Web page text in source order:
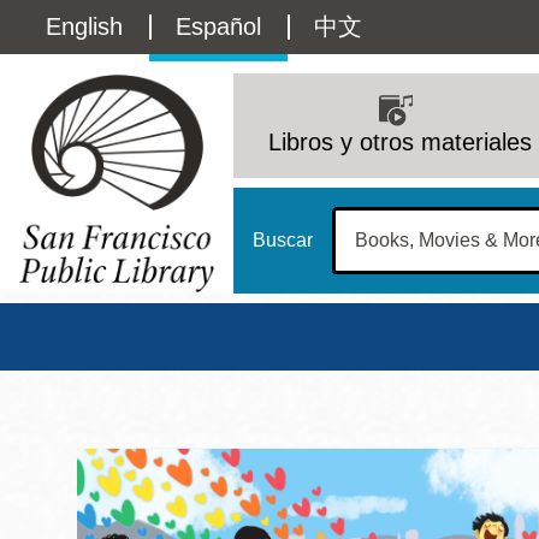
contenido
Language
switcher
(Content)
English Español 中文
navigation
Libros y otros materiales
Buscar
Biblioteca Central
Address
100 Larkin Street San Francisco
Contact
415-557-4400
12 - 6
Biblioteca Pública